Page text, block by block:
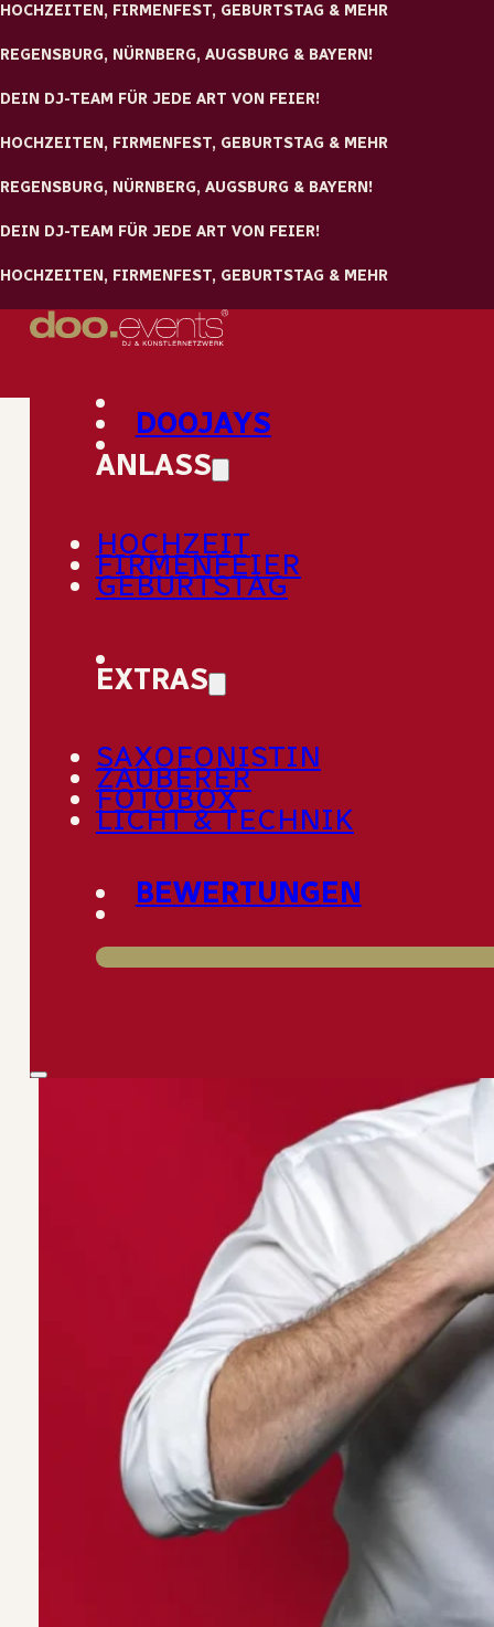
Zum Hauptinhalt springen Zum Footer springen
DOOJAYS
ANLASS
HOCHZEIT
FIRMENFEIER
GEBURTSTAG
EXTRAS
SAXOFONISTIN
ZAUBERER
FOTOBOX
LICHT & TECHNIK
BEWERTUNGEN
einzigartige Berichte
schönsten raus und stellen sie Euch gerne vor. Zudem gibt
unserem Hochzeitsblog auch Berichte, Tipps und immer
witziges und informatives, was wir Euch ungern vorenthalten
möchten. Viel Spaß beim stöbern!
Willkommen in unserem